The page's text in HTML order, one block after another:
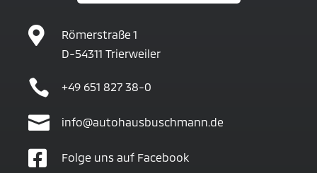

Römerstraße 1
D-54311 Trierweiler
 +49 651 827 38-0
 info@autohausbuschmann.de
 Folge uns auf Facebook